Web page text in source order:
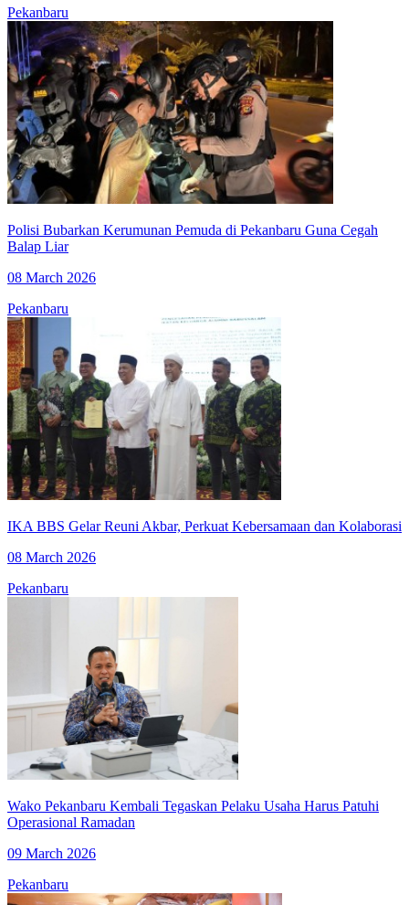
Pekanbaru
Polisi Bubarkan Kerumunan Pemuda di Pekanbaru Guna Cegah
Balap Liar
08 March 2026
Pekanbaru
IKA BBS Gelar Reuni Akbar, Perkuat Kebersamaan dan Kolaborasi
08 March 2026
Pekanbaru
Wako Pekanbaru Kembali Tegaskan Pelaku Usaha Harus Patuhi
Operasional Ramadan
09 March 2026
Pekanbaru